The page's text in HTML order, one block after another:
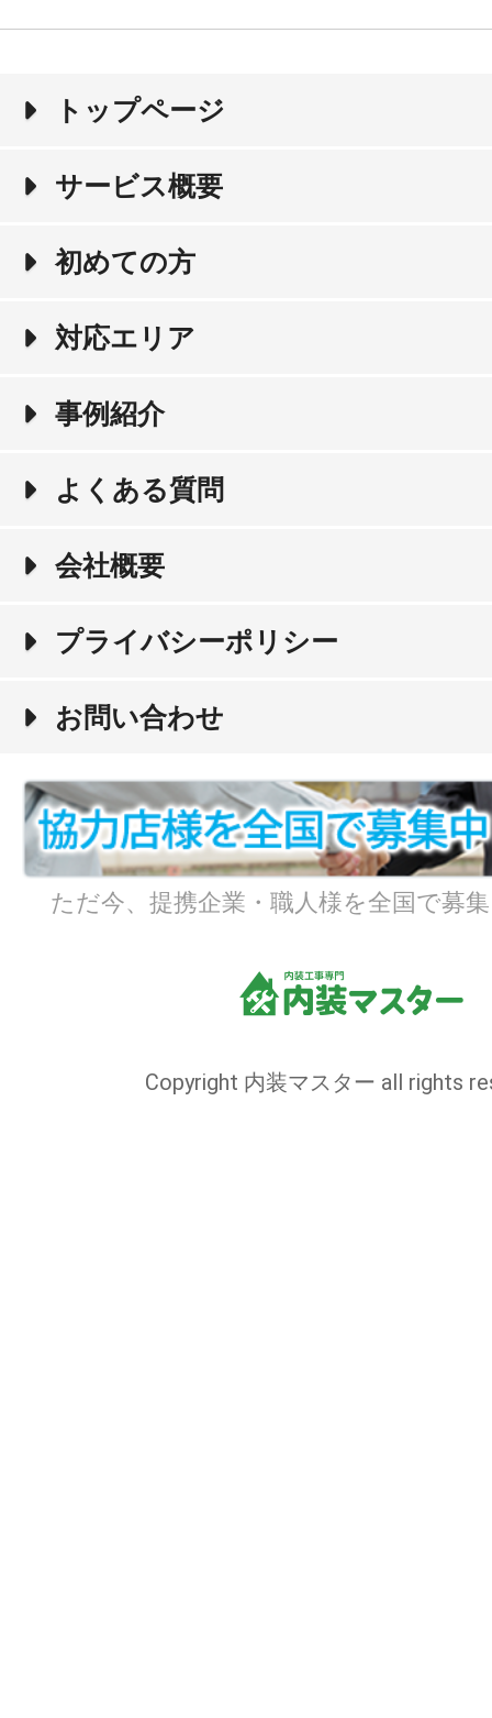
トップページ
サービス概要
初めての方
対応エリア
事例紹介
よくある質問
会社概要
プライバシーポリシー
お問い合わせ
ただ今、提携企業・職人様を全国で募
Copyright 内装マスター all rights